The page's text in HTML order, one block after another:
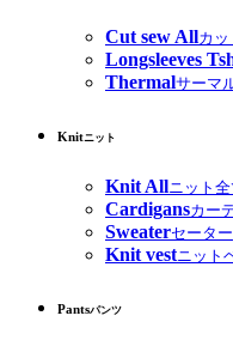
Cut sew Allカ
Longsleeves
Thermalサーマ
Knitニット
Knit Allニット全
Cardigansカー
Sweaterセーター
Knit vestニット
Pantsパンツ